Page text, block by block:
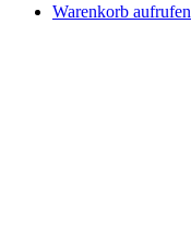
Warenkorb aufrufen